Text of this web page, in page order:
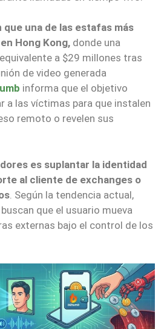
una de las estafas más
Hong Kong, donde una
a $29 millones tras
de video generada
informa que el objetivo
a las víctimas para que instalen
remoto o revelen sus
es suplantar la identidad
al cliente de exchanges o
. Según la tendencia actual,
que el usuario mueva
externas bajo el control de los